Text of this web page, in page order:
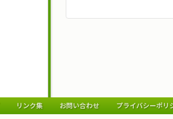
リンク集 お問い合わせ プライバシーポリ